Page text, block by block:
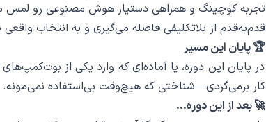
تجربه کوچینگ و همراهی دستیار هوش مصنوعی رو لمس
قدم‌به‌قدم از بلاتکلیفی فاصله می‌گیری و به انتخاب
🏆 پایان این مسیر
در پایان این دوره، یا آماده‌ای که وارد یکی از
کار برمی‌گردی—شناختی که هیچ‌وقت بی‌استفاده نمی‌مونه.
🚀 بعد از این دوره…